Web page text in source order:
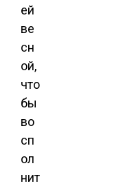
ей
ве
сн
ой,
что
бы
во
сп
ол
нит